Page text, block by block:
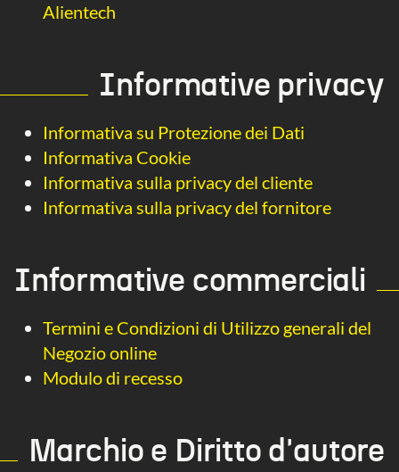
Alientech
Informative privacy
Informativa su Protezione dei Dati
Informativa Cookie
Informativa sulla privacy del cliente
Informativa sulla privacy del fornitore
Informative commerciali
Termini e Condizioni di Utilizzo generali del
Negozio online
Modulo di recesso
Marchio e Diritto d'autore